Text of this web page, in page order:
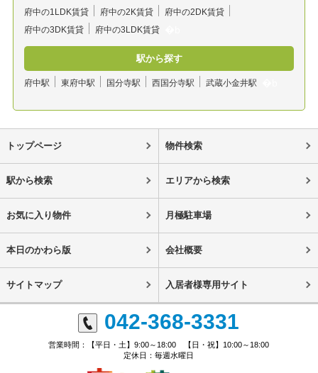
府中の1LDK賃貸
府中の2K賃貸
府中の2DK賃貸
府中の3DK賃貸
府中の3LDK賃貸
駅から探す
府中駅 東府中駅 国分寺駅 西国分寺駅 武蔵小金井駅
トップページ 物件検索
駅から検索 エリアから検索
お気に入り物件 月極駐車場
本日のかわら版 会社概要
サイトマップ 入居者様専用サイト
042-368-3331
営業時間：【平日・土】9:00～18:00 【日・祝】10:00～18:00
定休日：毎週水曜日